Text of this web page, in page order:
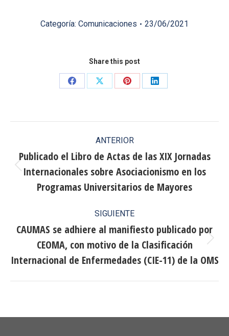
Categoría: Comunicaciones 23/06/2021
Share this post
Share
Share
Share
Share
entre
publicaciones
ANTERIOR
Publicación
anterior:
Publicado el Libro de Actas de las XIX Jornadas
Internacionales sobre Asociacionismo en los
Programas Universitarios de Mayores
SIGUIENTE
Publicación
siguiente:
CAUMAS se adhiere al manifiesto publicado por
CEOMA, con motivo de la Clasificación
Internacional de Enfermedades (CIE-11) de la OMS